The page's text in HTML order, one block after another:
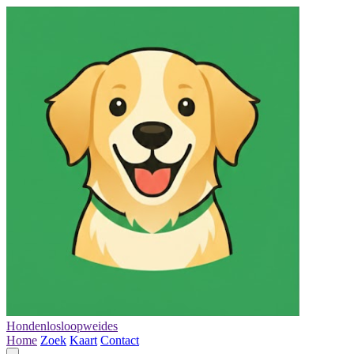
Hondenlosloopweides
Home Zoek Kaart Contact